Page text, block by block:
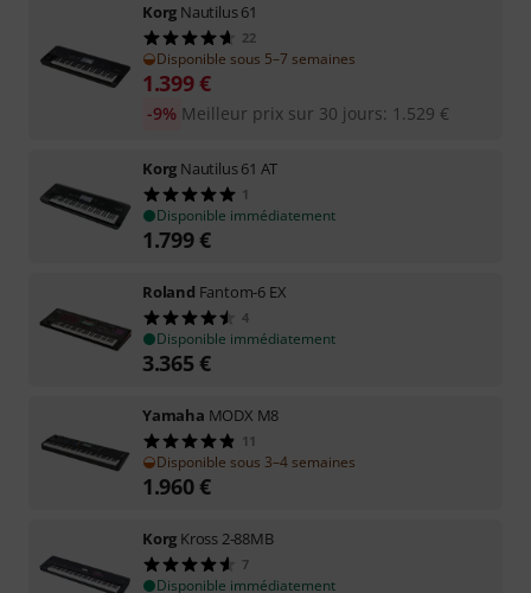
Korg Nautilus 61
22
Disponible sous 5–7 semaines
1.399€
Meilleur prix sur 30 jours: 1.529 €
-9%
Korg Nautilus 61 AT
1
Disponible immédiatement
1.799€
Roland Fantom-6 EX
4
Disponible immédiatement
3.365€
Yamaha MODX M8
11
Disponible sous 3–4 semaines
1.960€
Korg Kross 2-88MB
7
Disponible immédiatement